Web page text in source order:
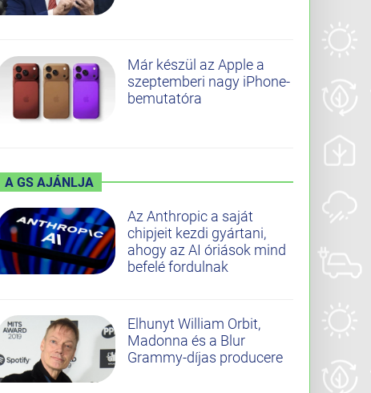
Már készül az Apple a
szeptemberi nagy iPhone-
bemutatóra
A GS AJÁNLJA
Az Anthropic a saját
chipjeit kezdi gyártani,
ahogy az AI óriások mind
befelé fordulnak
Elhunyt William Orbit,
Madonna és a Blur
Grammy-díjas producere